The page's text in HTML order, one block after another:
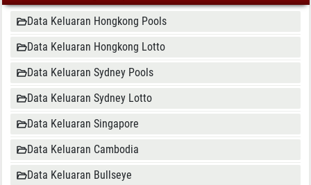
Data Keluaran Hongkong Pools
Data Keluaran Hongkong Lotto
Data Keluaran Sydney Pools
Data Keluaran Sydney Lotto
Data Keluaran Singapore
Data Keluaran Cambodia
Data Keluaran Bullseye